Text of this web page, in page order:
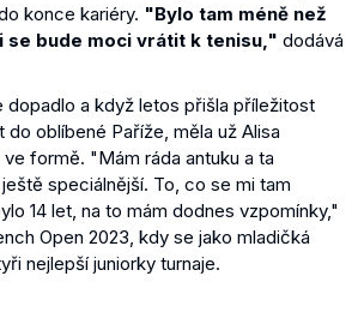
konce kariéry. "Bylo tam méně než
bude moci vrátit k tenisu," dodává
dopadlo a když letos přišla příležitost
do oblíbené Paříže, měla už Alisa
formě. "Mám ráda antuku a ta
speciálnější. To, co se mi tam
14 let, na to mám dodnes vzpomínky,"
Open 2023, kdy se jako mladičká
nejlepší juniorky turnaje.